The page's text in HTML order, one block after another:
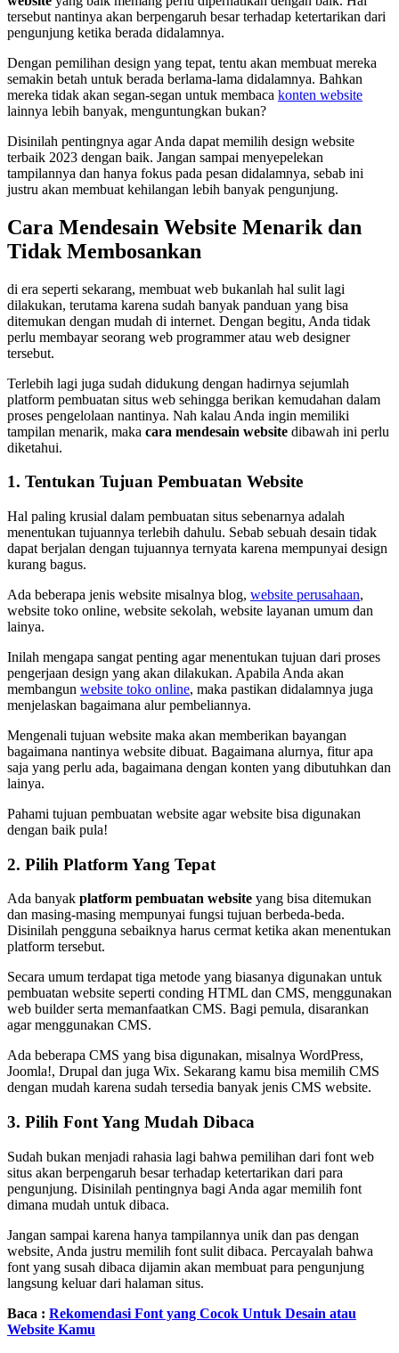
tersebut nantinya akan berpengaruh besar terhadap ketertarikan dari
pengunjung ketika berada didalamnya.
Dengan pemilihan design yang tepat, tentu akan membuat mereka
semakin betah untuk berada berlama-lama didalamnya. Bahkan
mereka tidak akan segan-segan untuk membaca konten website
lainnya lebih banyak, menguntungkan bukan?
Disinilah pentingnya agar Anda dapat memilih design website
terbaik 2023 dengan baik. Jangan sampai menyepelekan
tampilannya dan hanya fokus pada pesan didalamnya, sebab ini
justru akan membuat kehilangan lebih banyak pengunjung.
Cara Mendesain Website Menarik dan
Tidak Membosankan
di era seperti sekarang, membuat web bukanlah hal sulit lagi
dilakukan, terutama karena sudah banyak panduan yang bisa
ditemukan dengan mudah di internet. Dengan begitu, Anda tidak
perlu membayar seorang web programmer atau web designer
tersebut.
Terlebih lagi juga sudah didukung dengan hadirnya sejumlah
platform pembuatan situs web sehingga berikan kemudahan dalam
proses pengelolaan nantinya. Nah kalau Anda ingin memiliki
tampilan menarik, maka cara mendesain website dibawah ini perlu
diketahui.
1. Tentukan Tujuan Pembuatan Website
Hal paling krusial dalam pembuatan situs sebenarnya adalah
menentukan tujuannya terlebih dahulu. Sebab sebuah desain tidak
dapat berjalan dengan tujuannya ternyata karena mempunyai design
kurang bagus.
Ada beberapa jenis website misalnya blog, website perusahaan,
website toko online, website sekolah, website layanan umum dan
lainya.
Inilah mengapa sangat penting agar menentukan tujuan dari proses
pengerjaan design yang akan dilakukan. Apabila Anda akan
membangun website toko online, maka pastikan didalamnya juga
menjelaskan bagaimana alur pembeliannya.
Mengenali tujuan website maka akan memberikan bayangan
bagaimana nantinya website dibuat. Bagaimana alurnya, fitur apa
saja yang perlu ada, bagaimana dengan konten yang dibutuhkan dan
lainya.
Pahami tujuan pembuatan website agar website bisa digunakan
dengan baik pula!
2. Pilih Platform Yang Tepat
Ada banyak platform pembuatan website yang bisa ditemukan
dan masing-masing mempunyai fungsi tujuan berbeda-beda.
Disinilah pengguna sebaiknya harus cermat ketika akan menentukan
platform tersebut.
Secara umum terdapat tiga metode yang biasanya digunakan untuk
pembuatan website seperti conding HTML dan CMS, menggunakan
web builder serta memanfaatkan CMS. Bagi pemula, disarankan
agar menggunakan CMS.
Ada beberapa CMS yang bisa digunakan, misalnya WordPress,
Joomla!, Drupal dan juga Wix. Sekarang kamu bisa memilih CMS
dengan mudah karena sudah tersedia banyak jenis CMS website.
3. Pilih Font Yang Mudah Dibaca
Sudah bukan menjadi rahasia lagi bahwa pemilihan dari font web
situs akan berpengaruh besar terhadap ketertarikan dari para
pengunjung. Disinilah pentingnya bagi Anda agar memilih font
dimana mudah untuk dibaca.
Jangan sampai karena hanya tampilannya unik dan pas dengan
website, Anda justru memilih font sulit dibaca. Percayalah bahwa
font yang susah dibaca dijamin akan membuat para pengunjung
langsung keluar dari halaman situs.
Baca : Rekomendasi Font yang Cocok Untuk Desain atau
Website Kamu